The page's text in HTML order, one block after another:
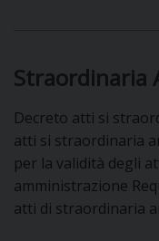
Straordinaria
Decreto atti si
atti si straordinaria
per la validità degli
amministrazione
atti di straordinaria